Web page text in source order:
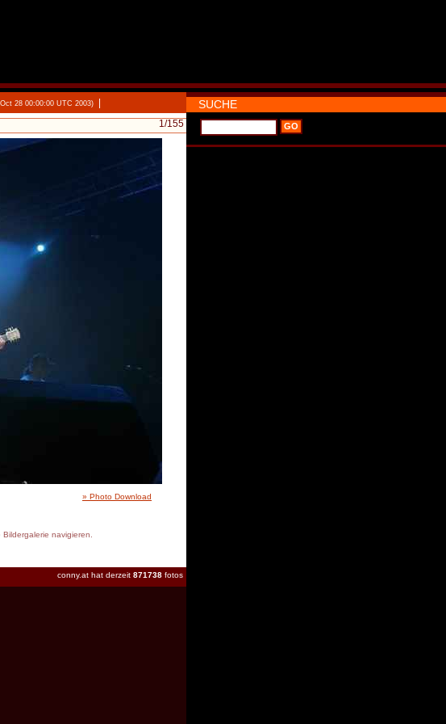
28 00:00:00 UTC 2003)
1/155
» Photo Download
Bildergalerie navigieren.
conny.at hat derzeit 871738 fotos
SUCHE